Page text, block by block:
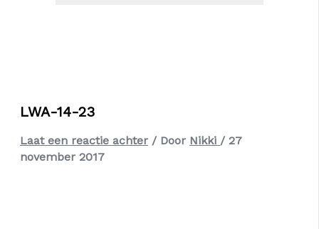
LWA-14-23
Laat een reactie achter / Door Nikki / 27
november 2017